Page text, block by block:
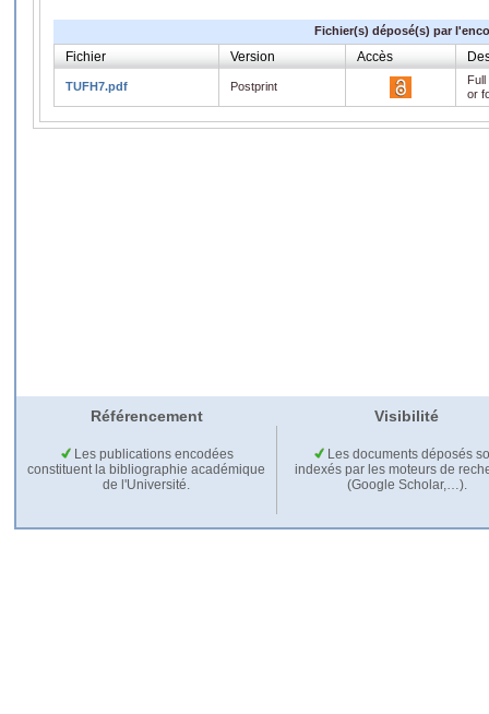
Fichier(s) déposé(s) par
Fichier Version Accès
TUFH7.pdf Postprint
or
Référencement Visibilité
Les publications encodées
constituent la bibliographie académique
de l'Université.
Les documents déposés
indexés par les moteurs de
(Google Scholar,…).